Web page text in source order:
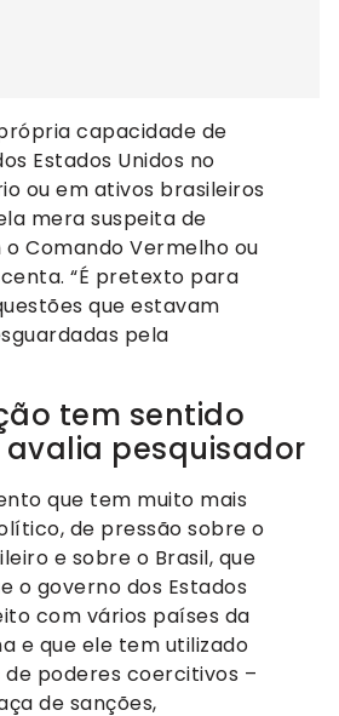
capacidade de
Estados Unidos no
ou em ativos brasileiros
mera suspeita de
Comando Vermelho ou
“É pretexto para
que estavam
pela
tem sentido
pesquisador
que tem muito mais
de pressão sobre o
e sobre o Brasil, que
o governo dos Estados
com vários países da
e que ele tem utilizado
poderes coercitivos –
de sanções,